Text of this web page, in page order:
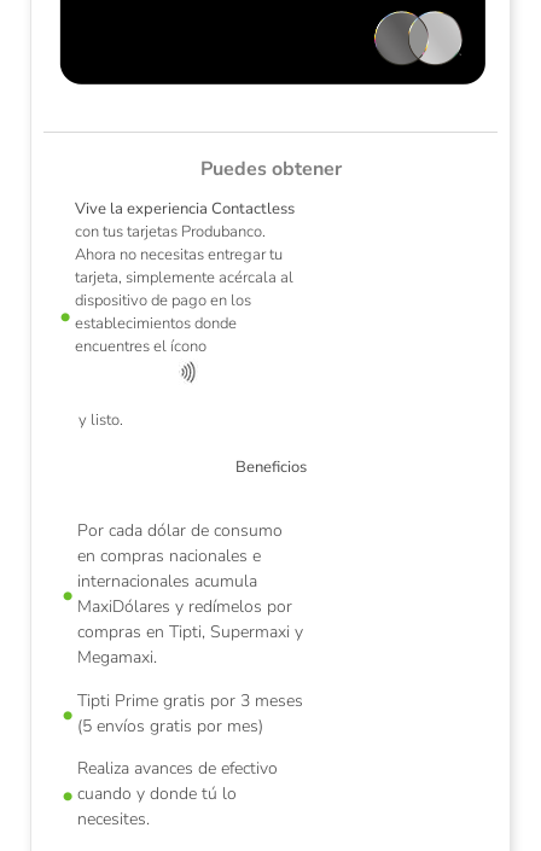
Puedes obtener
Vive la experiencia Contactless
con tus tarjetas Produbanco.
Ahora no necesitas entregar tu
tarjeta, simplemente acércala al
dispositivo de pago en los
establecimientos donde
encuentres el ícono
y listo.
Beneficios
Por cada dólar de consumo
en compras nacionales e
internacionales acumula
MaxiDólares y redímelos por
compras en Tipti, Supermaxi y
Megamaxi.
Tipti Prime gratis por 3 meses
(5 envíos gratis por mes)
Realiza avances de efectivo
cuando y donde tú lo
necesites.